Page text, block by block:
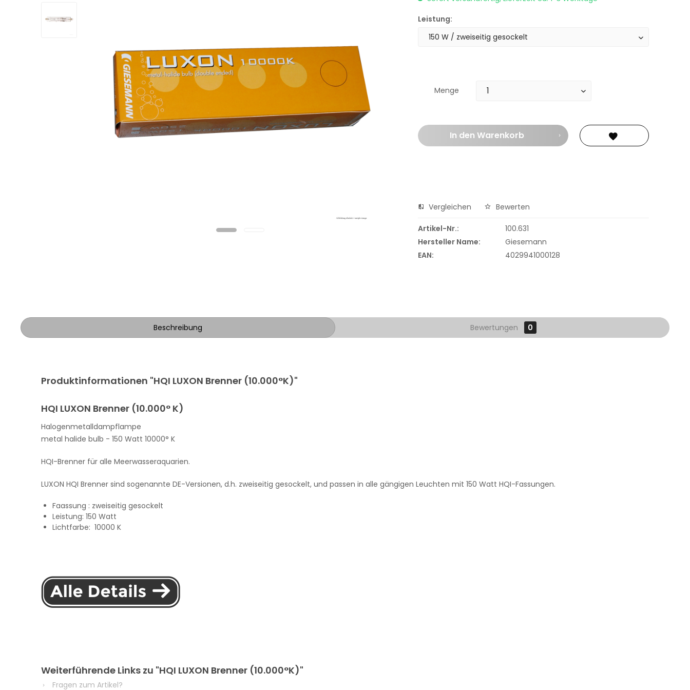
Leistung:
Menge
In den Warenkorb
Vergleichen Bewerten
Artikel-Nr.:
100.631
Hersteller Name:
Giesemann
EAN:
4029941000128
Beschreibung Bewertungen 0
Produktinformationen "HQI LUXON Brenner (10.000°K)"
HQI LUXON Brenner (10.000° K)
Halogenmetalldampflampe
metal halide bulb - 150 Watt 10000° K
HQI-Brenner für alle Meerwasseraquarien.
LUXON HQI Brenner sind sogenannte DE-Versionen, d.h. zweiseitig gesockelt, und passen in alle gängigen Leuchten mit 150 Watt HQI-Fassungen.
Faassung : zweiseitig gesockelt
Leistung: 150 Watt
Lichtfarbe: 10000 K
Weiterführende Links zu "HQI LUXON Brenner (10.000°K)"
Fragen zum Artikel?